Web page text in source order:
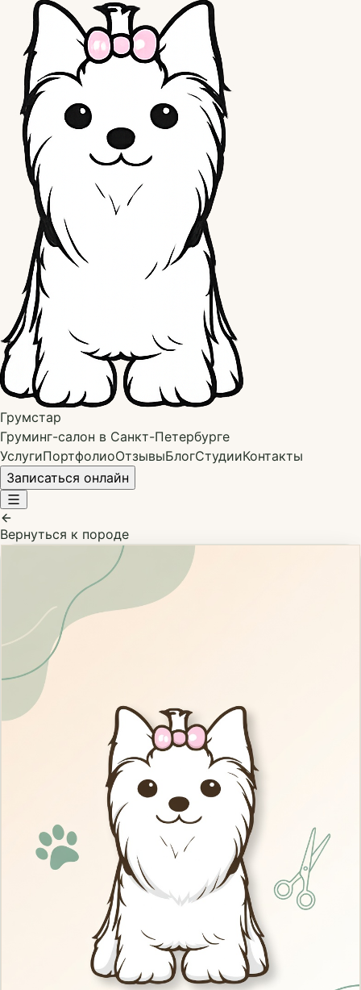
Грумстар
Груминг-салон в Санкт-Петербурге
УслугиПортфолиоОтзывыБлогСтудииКонтакты
Записаться онлайн
Вернуться к породе